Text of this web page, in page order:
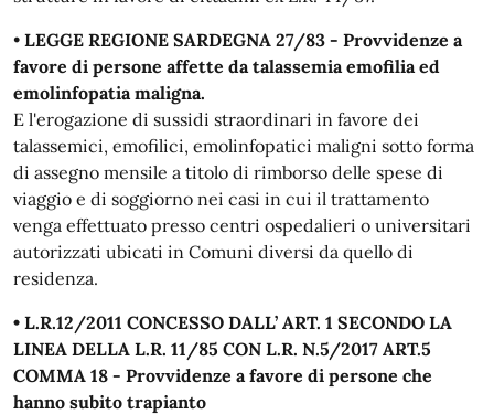
• LEGGE REGIONE SARDEGNA 27/83 - Provvidenze a
favore di persone affette da talassemia emofilia ed
emolinfopatia maligna.
E l'erogazione di sussidi straordinari in favore dei
talassemici, emofilici, emolinfopatici maligni sotto forma
di assegno mensile a titolo di rimborso delle spese di
viaggio e di soggiorno nei casi in cui il trattamento
venga effettuato presso centri ospedalieri o universitari
autorizzati ubicati in Comuni diversi da quello di
residenza.
• L.R.12/2011 CONCESSO DALL’ ART. 1 SECONDO LA
LINEA DELLA L.R. 11/85 CON L.R. N.5/2017 ART.5
COMMA 18 - Provvidenze a favore di persone che
hanno subito trapianto